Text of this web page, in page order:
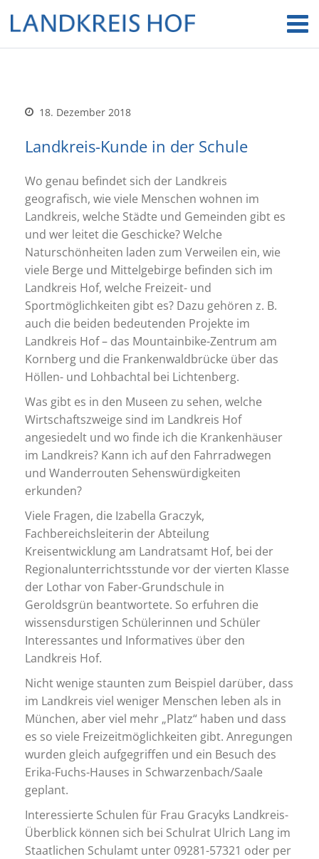
18. Dezember 2018
Landkreis-Kunde in der Schule
Wo genau befindet sich der Landkreis
geografisch, wie viele Menschen wohnen im
Landkreis, welche Städte und Gemeinden gibt es
und wer leitet die Geschicke? Welche
Naturschönheiten laden zum Verweilen ein, wie
viele Berge und Mittelgebirge befinden sich im
Landkreis Hof, welche Freizeit- und
Sportmöglichkeiten gibt es? Dazu gehören z. B.
auch die beiden bedeutenden Projekte im
Landkreis Hof – das Mountainbike-Zentrum am
Kornberg und die Frankenwaldbrücke über das
Höllen- und Lohbachtal bei Lichtenberg.
Was gibt es in den Museen zu sehen, welche
Wirtschaftszweige sind im Landkreis Hof
angesiedelt und wo finde ich die Krankenhäuser
im Landkreis? Kann ich auf den Fahrradwegen
und Wanderrouten Sehenswürdigkeiten
erkunden?
Viele Fragen, die Izabella Graczyk,
Fachbereichsleiterin der Abteilung
Kreisentwicklung am Landratsamt Hof, bei der
Regionalunterrichtsstunde vor der vierten Klasse
der Lothar von Faber-Grundschule in
Geroldsgrün beantwortete. So erfuhren die
wissensdurstigen Schülerinnen und Schüler
Interessantes und Informatives über den
Landkreis Hof.
Nicht wenige staunten zum Beispiel darüber, dass
im Landkreis viel weniger Menschen leben als in
München, aber viel mehr „Platz“ haben und dass
es so viele Freizeitmöglichkeiten gibt. Anregungen
wurden gleich aufgegriffen und ein Besuch des
Erika-Fuchs-Hauses in Schwarzenbach/Saale
geplant.
Interessierte Schulen für Frau Gracyks Landkreis-
Überblick können sich bei Schulrat Ulrich Lang im
Staatlichen Schulamt unter 09281-57321 oder per